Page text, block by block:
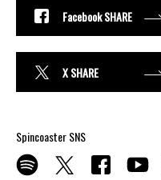
Facebook SHARE
X SHARE
Spincoaster SNS